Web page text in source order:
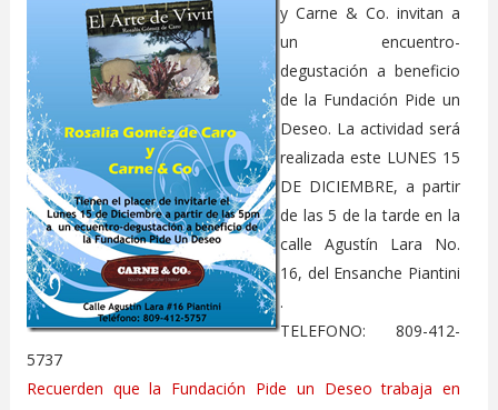
y Carne & Co. invitan a
un encuentro-
degustación a beneficio
de la Fundación Pide un
Deseo. La actividad será
realizada este LUNES 15
DE DICIEMBRE, a partir
de las 5 de la tarde en la
calle Agustín Lara No.
16, del Ensanche Piantini
.
TELEFONO: 809-412-
5737
Recuerden que la Fundación Pide un Deseo trabaja en